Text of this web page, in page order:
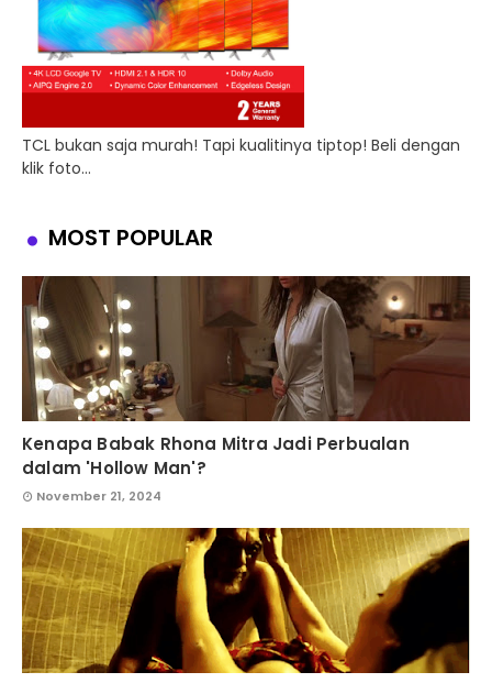
TCL bukan saja murah! Tapi kualitinya tiptop! Beli dengan
klik foto...
MOST POPULAR
Kenapa Babak Rhona Mitra Jadi Perbualan
dalam 'Hollow Man'?
November 21, 2024